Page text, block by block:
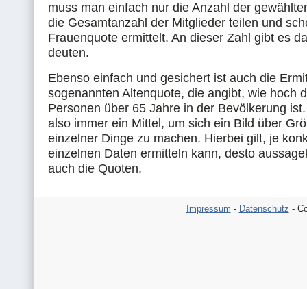
muss man einfach nur die Anzahl der
die Gesamtanzahl der Mitglieder teilen und
Frauenquote ermittelt. An dieser Zahl gibt es
deuten.
Ebenso einfach und gesichert ist auch die
sogenannten Altenquote, die angibt, wie hoch
Personen über 65 Jahre in der Bevölkerung
also immer ein Mittel, um sich ein Bild über
einzelner Dinge zu machen. Hierbei gilt, je
einzelnen Daten ermitteln kann, desto
auch die Quoten.
Impressum - Datenschutz -